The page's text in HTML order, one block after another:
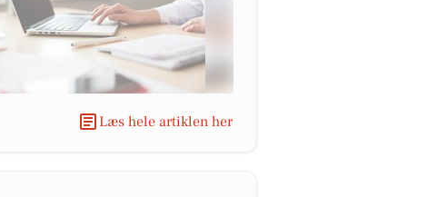
Læs hele artiklen her